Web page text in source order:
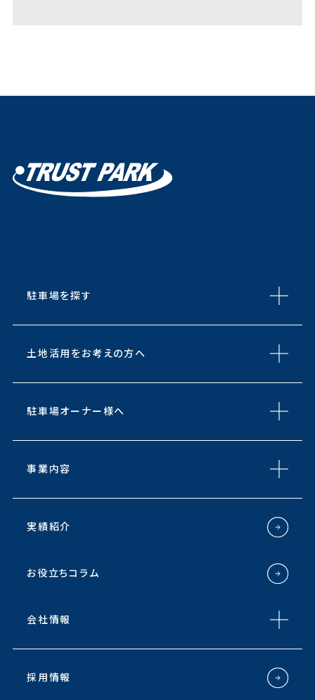
駐車場を探す
土地活用をお考えの方へ
駐車場オーナー様へ
事業内容
実績紹介
お役立ちコラム
会社情報
採用情報